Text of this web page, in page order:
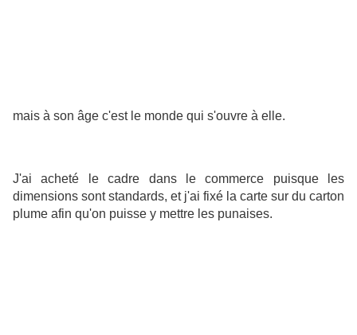
mais à son âge c'est le monde qui s'ouvre à elle.
J'ai acheté le cadre dans le commerce puisque les
dimensions sont standards, et j'ai fixé la carte sur du carton
plume afin qu'on puisse y mettre les punaises.